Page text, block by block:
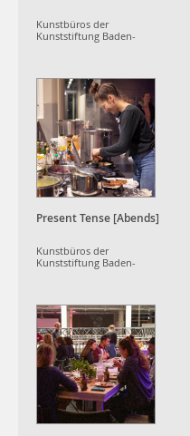
Kunstbüros der
Kunststiftung Baden-
Present Tense [Abends]
Kunstbüros der
Kunststiftung Baden-